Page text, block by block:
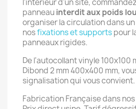
l'intérieur d'un site,
panneauinterdit aux poids
organiser la circulation dans
nosfixations et supportspour
panneaux rigides.
De l'autocollant vinyle 100x100
Dibond 2 mm 400x400 mm,
signalisation qui vous convient.
Fabrication Française dans